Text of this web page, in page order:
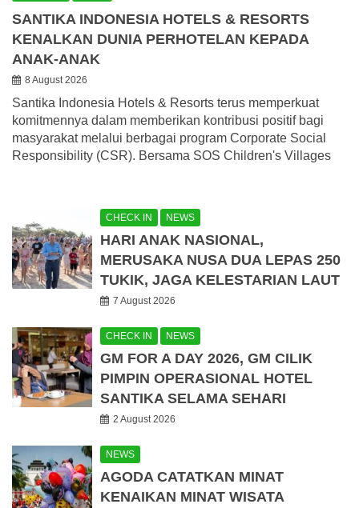
SANTIKA INDONESIA HOTELS & RESORTS
KENALKAN DUNIA PERHOTELAN KEPADA
ANAK-ANAK
8 August 2026
Santika Indonesia Hotels & Resorts terus memperkuat
komitmennya dalam memberikan kontribusi positif bagi
masyarakat melalui berbagai program Corporate Social
Responsibility (CSR). Bersama SOS Children's Villages
CHECK IN NEWS
HARI ANAK NASIONAL,
MERUSAKA NUSA DUA LEPAS 250
TUKIK, JAGA KELESTARIAN LAUT
7 August 2026
CHECK IN NEWS
GM FOR A DAY 2026, GM CILIK
PIMPIN OPERASIONAL HOTEL
SANTIKA SELAMA SEHARI
2 August 2026
NEWS
AGODA CATATKAN MINAT
KENAIKAN MINAT WISATA